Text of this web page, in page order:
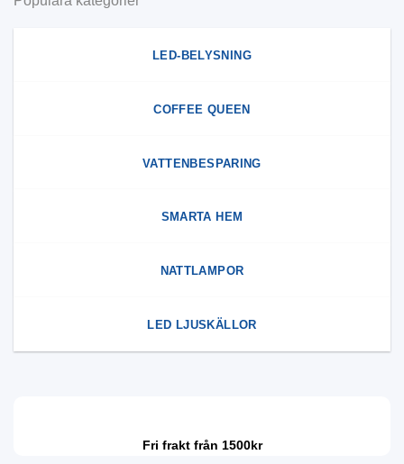
LED-BELYSNING
COFFEE QUEEN
VATTENBESPARING
SMARTA HEM
NATTLAMPOR
LED LJUSKÄLLOR
Fri frakt från 1500kr